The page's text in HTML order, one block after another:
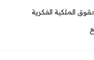
الملكية الفكرية